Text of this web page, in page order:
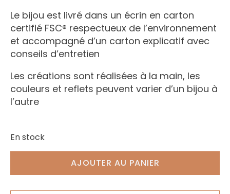
Le bijou est livré dans un écrin en carton
certifié FSC® respectueux de l’environnement
et accompagné d’un carton explicatif avec
conseils d’entretien
Les créations sont réalisées à la main, les
couleurs et reflets peuvent varier d’un bijou à
l’autre
En stock
AJOUTER AU PANIER